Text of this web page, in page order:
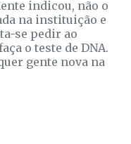
indicou, não o
na instituição e
se pedir ao
o teste de DNA.
gente nova na